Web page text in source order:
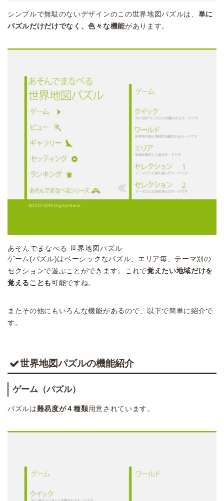
シンプルで無駄のないデザインのこの世界地図パズルは、 単に
パズルだけだけでなく、色々な機能があります。
あそんでまなべる 世界地図パズル
ゲーム(パズル)はベーシックなパズル、エリア毎、テーマ別の
セクションで遊ぶことができます。これで覚えたい地域だけを
覚えることも可能ですね。
またその他にもいろんな機能があるので、以下で簡単に紹介で
す。
世界地図パズルの機能紹介
ゲーム（パズル）
パズルは難易度が４種類 用意されています。